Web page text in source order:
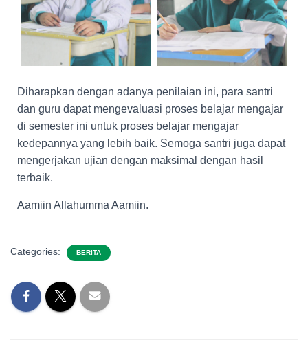
Diharapkan dengan adanya penilaian ini, para santri
dan guru dapat mengevaluasi proses belajar mengajar
di semester ini untuk proses belajar mengajar
kedepannya yang lebih baik. Semoga santri juga dapat
mengerjakan ujian dengan maksimal dengan hasil
terbaik.
Aamiin Allahumma Aamiin.
Categories: BERITA